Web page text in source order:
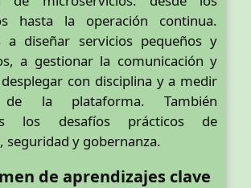
hasta la operación continua.
a diseñar servicios pequeños y
a gestionar la comunicación y
con disciplina y a medir
la plataforma. También
los desafíos prácticos de
seguridad y gobernanza.
de aprendizajes clave